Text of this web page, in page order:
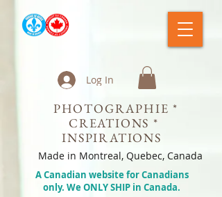
Log In
PHOTOGRAPHIE *
CREATIONS *
INSPIRATIONS
Made in Montreal, Quebec, Canada
A Canadian website for Canadians
only. We ONLY SHIP in Canada.